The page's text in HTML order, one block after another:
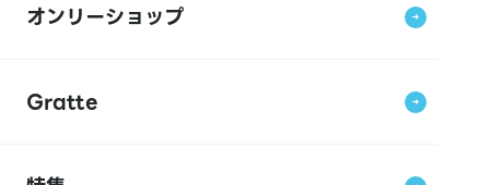
オンリーショップ
Gratte